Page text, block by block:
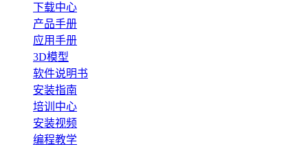
下载中心
产品手册
应用手册
3D模型
软件说明书
安装指南
培训中心
安装视频
编程教学